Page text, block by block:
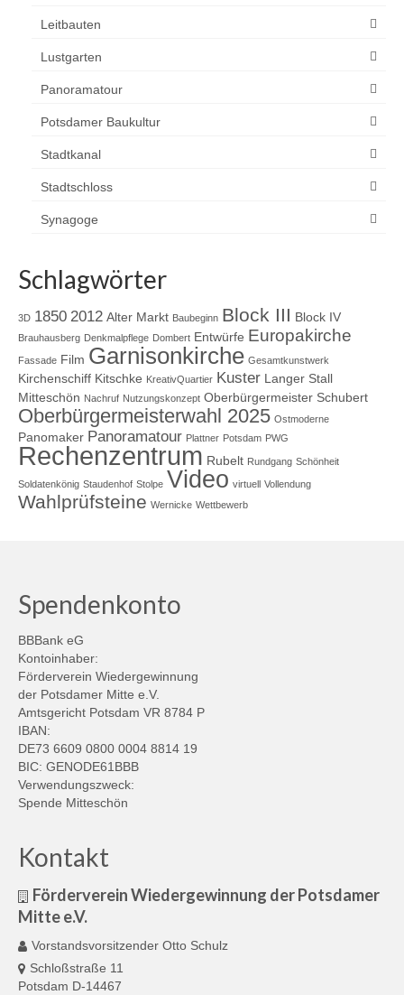
Leitbauten
Lustgarten
Panoramatour
Potsdamer Baukultur
Stadtkanal
Stadtschloss
Synagoge
Schlagwörter
3D 1850 2012 Alter Markt Baubeginn Block III Block IV
Brauhausberg Denkmalpflege Dombert Entwürfe Europakirche
Fassade Film Garnisonkirche Gesamtkunstwerk
Kirchenschiff Kitschke KreativQuartier Kuster Langer Stall
Mitteschön Nachruf Nutzungskonzept Oberbürgermeister Schubert
Oberbürgermeisterwahl 2025 Ostmoderne
Panomaker Panoramatour Plattner Potsdam PWG
Rechenzentrum Rubelt Rundgang Schönheit
Soldatenkönig Staudenhof Stolpe Video virtuell Vollendung
Wahlprüfsteine Wernicke Wettbewerb
Spendenkonto
BBBank eG
Kontoinhaber:
Förderverein Wiedergewinnung
der Potsdamer Mitte e.V.
Amtsgericht Potsdam VR 8784 P
IBAN:
DE73 6609 0800 0004 8814 19
BIC: GENODE61BBB
Verwendungszweck:
Spende Mitteschön
Kontakt
Förderverein Wiedergewinnung der Potsdamer
Mitte e.V.
Vorstandsvorsitzender Otto Schulz
Schloßstraße 11
Potsdam D-14467